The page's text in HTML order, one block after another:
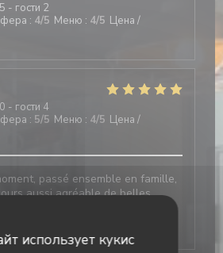
использует кукис
- гости 2
: 4/5 Меню : 4/5 Цена /
- гости 4
: 5/5 Меню : 4/5 Цена /
passé ensemble en famille,
aussi agréable de belles
toujours un choix variés au
restauration